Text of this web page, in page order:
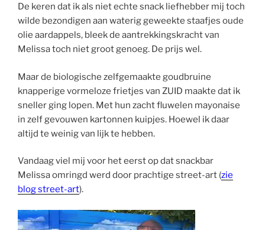
De keren dat ik als niet echte snack liefhebber mij toch
wilde bezondigen aan waterig geweekte staafjes oude
olie aardappels, bleek de aantrekkingskracht van
Melissa toch niet groot genoeg. De prijs wel.
Maar de biologische zelfgemaakte goudbruine
knapperige vormeloze frietjes van ZUID maakte dat ik
sneller ging lopen. Met hun zacht fluwelen mayonaise
in zelf gevouwen kartonnen kuipjes. Hoewel ik daar
altijd te weinig van lijk te hebben.
Vandaag viel mij voor het eerst op dat snackbar
Melissa omringd werd door prachtige street-art (zie
blog street-art).